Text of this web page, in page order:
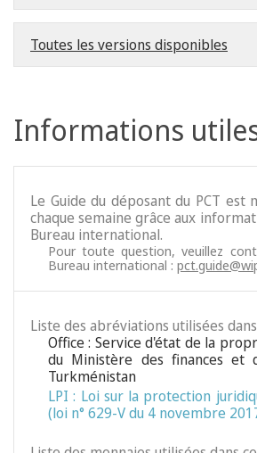
Toutes les versions disponibles
Informations
Le Guide du déposant du PCT est
chaque semaine grâce aux
Bureau international.
Pour toute question, veuillez
Bureau international :
Liste des abréviations utilisées
Office : Service d'état de la
du Ministère des finances et
Turkménistan
LPI : Loi sur la protection
(loi n° 629-V du 4 novembre